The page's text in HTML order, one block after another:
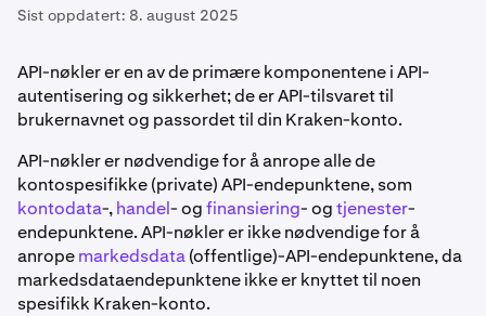
Sist oppdatert: 8. august 2025
API-nøkler er en av de primære komponentene i API-
autentisering og sikkerhet; de er API-tilsvaret til
brukernavnet og passordet til din Kraken-konto.
API-nøkler er nødvendige for å anrope alle de
kontospesifikke (private) API-endepunktene, som
kontodata-,handel- ogfinansiering- ogtjenester-
endepunktene. API-nøkler er ikke nødvendige for å
anropemarkedsdata(offentlige)-API-endepunktene, da
markedsdataendepunktene ikke er knyttet til noen
spesifikk Kraken-konto.